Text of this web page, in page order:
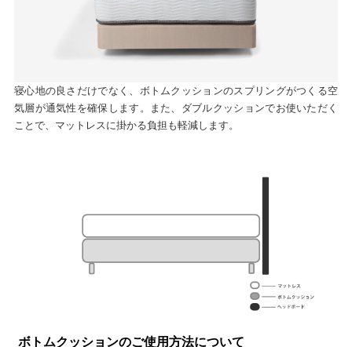
寝心地の良さだけでなく、ボトムクッションのスプリングがつくる空
気層が通気性を確保します。また、ダブルクッションでお使いただく
ことで、マットレスに掛かる負担も軽減します。
ボトムクッションのご使用方法について